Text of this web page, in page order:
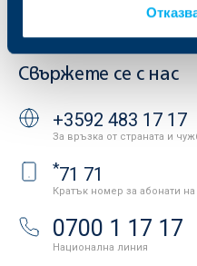
Контакти
Свържете се с нас
+3592 483 17 17
За връзка от страната и
*71 71
Кратък номер за абонати
0700 1 17 17
Национална линия